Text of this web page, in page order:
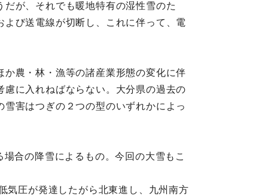
が、それでも暖地特有の湿性雪のた
び送電線が切断し、これに伴って、電
農・林・漁等の諸産業形態の変化に伴
に入れねばならない。大分県の過去の
害はつぎの２つの型のいずれかによっ
合の降雪によるもの。今回の大雪もこ
圧が発達したがら北東進し、九州南方